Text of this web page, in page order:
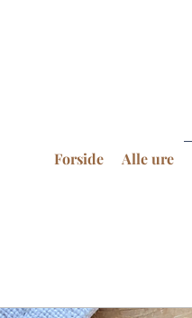
Forside Alle ure